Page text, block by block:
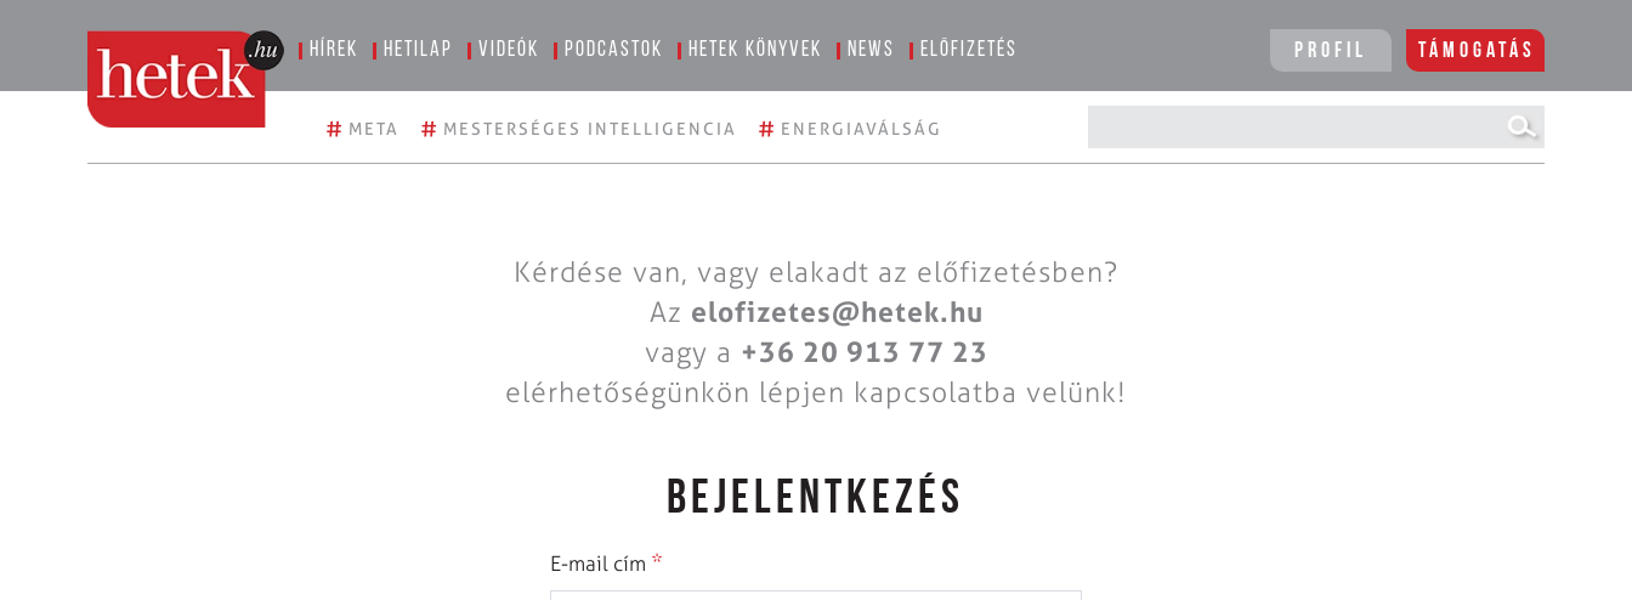
Hírek Hetilap Videók Podcastok Hetek könyvek News Előfizetés Profil Támogatás
# META # MESTERSÉGES INTELLIGENCIA # ENERGIAVÁLSÁG
Kérdése van, vagy elakadt az előfizetésben?
Az elofizetes@hetek.hu
vagy a +36 20 913 77 23
elérhetőségünkön lépjen kapcsolatba velünk!
BEJELENTKEZÉS
E-mail cím *